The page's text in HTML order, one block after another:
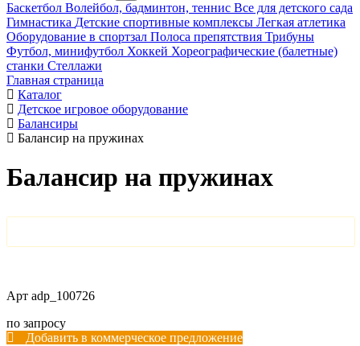
Баскетбол Волейбол, бадминтон, теннис Все для детского сада
Гимнастика Детские спортивные комплексы Легкая атлетика
Оборудование в спортзал Полоса препятствия Трибуны
Футбол, минифутбол Хоккей Хореографические (балетные)
станки Стеллажи
Главная страница
Каталог
Детское игровое оборудование
Балансиры
Балансир на пружинах
Балансир на пружинах
Арт adp_100726
по запросу
Добавить в коммерческое предложение